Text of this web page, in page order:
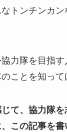
トンチンカン
力隊を目指
ことを知って
て、協力隊
この記事を書